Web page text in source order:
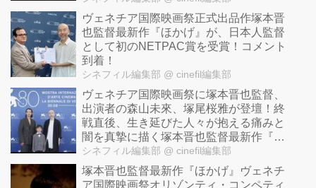
ヴェネチア国際映画祭正式出品作塚本晋
也監督最新作『ほかげ』が、日本人監督
として初のNETPAC賞を受賞！コメント
到着！
シネフィル編集部 @ cinefil編集部
ヴェネチア国際映画祭に塚本晋也監督、
出演者の森山未來、塚尾桜雅が登壇！終
戦直後、生き延びた人々が抱える痛みと
闇を真摯に描く塚本晋也監督最新作『ほ
かげ』
シネフィル編集部 @ cinefil編集部
塚本晋也監督最新作『ほかげ』ヴェネチ
ア国際映画祭オリゾンティ・コンペティ